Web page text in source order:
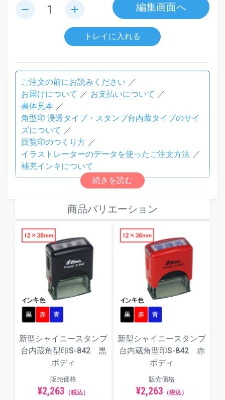
remove add 編集画面へ
トレイに入れる
ご注文の前にお読みください
お届けについて
お支払いについて
書体見本
角型印 浸透タイプ・スタンプ台内蔵タイプのサイ
ズについて
回覧印のつくり方
イラストレーターのデータを使ったご注文方法
補充インキについて
ブランド名：シャイニー スタンプ台
素材：本体：ABS 背見出し部：PC
本体色：紫ボディ
外形寸法（mm）：54.0×69.0×32.0
印面寸法（mm）：12.0×36.0
最大文字数：最大文字数は印面サイ
ズ、レイアウト、入力項目により異な
ります。文字数超過で「はみ出しエラ
ー」となった場合は、自由編集機能で
文字サイズを調整してください。
インキ色：全3色（赤／黒／青／からお
選びください）
補充インキは下記の
シャイニースタン
プ台内蔵 専用補充インキ１０ｍｌ
商品バリエーション
新型シャイニースタンプ
台内蔵角型印S-842 黒
ボディ
販売価格
¥2,263 （税込）
新型シャイニースタンプ
台内蔵角型印S-842 赤
ボディ
販売価格
¥2,263 （税込）